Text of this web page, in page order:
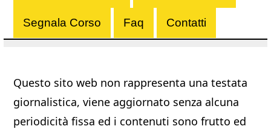
Segnala Corso Faq Contatti
Questo sito web non rappresenta una testata
giornalistica, viene aggiornato senza alcuna
periodicità fissa ed i contenuti sono frutto ed